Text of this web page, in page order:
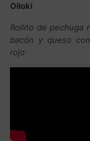
Oiloki
Rollito de pechuga
bacón y queso
rojo